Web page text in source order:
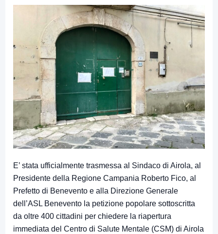
E’ stata ufficialmente trasmessa al Sindaco di Airola, al
Presidente della Regione Campania Roberto Fico, al
Prefetto di Benevento e alla Direzione Generale
dell’ASL Benevento la petizione popolare sottoscritta
da oltre 400 cittadini per chiedere la riapertura
immediata del Centro di Salute Mentale (CSM) di Airola